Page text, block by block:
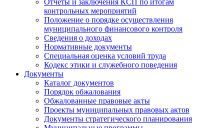
Отчеты и заключения КСП по итогам
контрольных мероприятий
Положение о порядке осуществления
муниципального финансового контроля
Сведения о доходах
Нормативные документы
Специальная оценка условий труда
Кодекс этики и служебного поведения
Документы
Каталог документов
Порядок обжалования
Обжалованные правовые акты
Проекты муниципальных правовых актов
Документы стратегического планирования